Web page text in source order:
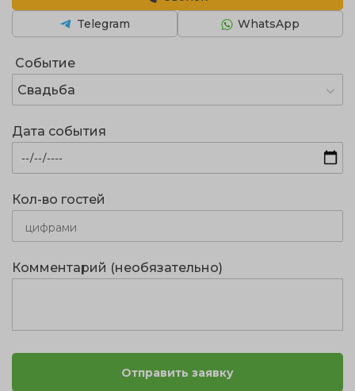
Событие
Свадьба
Дата события
Кол-во гостей
WhatsApp
Telegram
Комментарий (необязательно)